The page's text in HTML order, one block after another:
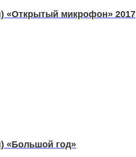
«Открытый микрофон» 2017
«Большой год»